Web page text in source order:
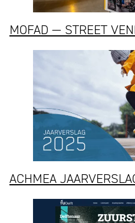
MOFAD — STREET
ACHMEA